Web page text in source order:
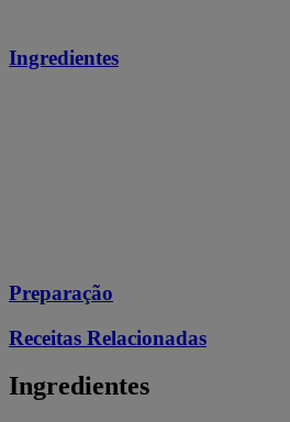
Ingredientes
Preparação
Receitas Relacionadas
Ingredientes